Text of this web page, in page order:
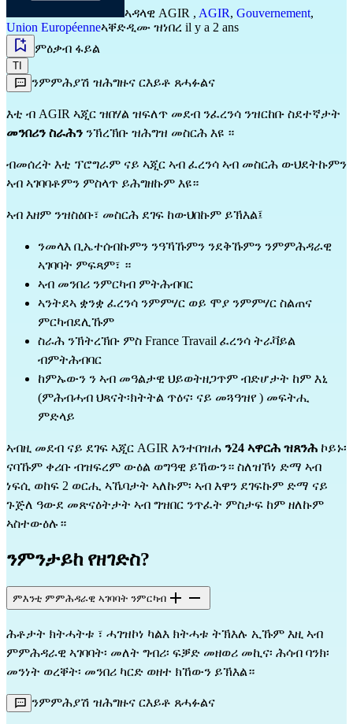
ኣዳላዊ AGIR , AGIR, Gouvernement,
Union Européenneኣቐድዲሙ ዝነበረ il y a 2 ans
ምዕቃብ ፋይል
TI
ንምምሕያሽ ዝሕግዙና ርእይቶ ጸሓፉልና
እቲ ብ AGIR ኣጂር ዝበሃል ዝፍለጥ መደብ ንፈረንሳ ንዝርከቡ ስደተኛታት
መንበሪን ስራሕን ንኽረኽቡ ዝሕግዝ መስርሕ እዩ ።
ብመሰረት እቲ ፕሮግራም ናይ ኣጂር ኣብ ፈረንሳ ኣብ መስርሕ ውህደትኩምን
ኣብ ኣገባባቶምን ምስላጥ ይሕግዘኩም እዩ።
ኣብ እዘም ንዝስዕቡ፣ መስርሕ ደገፍ ከውህበኩም ይኽእል፤
ንመላእ ቢኤተሰብኩምን ንዓኻኹምን ንደቅኹምን ንምምሕዳራዊ
ኣገባባት ምፍጻም፣ ።
ኣብ መንበሪ ንምርካብ ምትሕብባር
ኣንትደኣ ቋንቋ ፈረንሳ ንምምሃር ወይ ሞያ ንምምሃር ስልጠና
ምርካብደሊኹም
ስራሕ ንኽትረኽቡ ምስ France Travail ፈረንሳ ትራቫይል
ብምትሕብባር
ከምኡውን ን ኣብ መዓልታዊ ህይወትዘጋጥም ብድሆታት ከም እኒ
(ምሕብሓብ ህጻናት፡ክትትል ጥዕና፡ ናይ መጓዓዝየ ) መፍትሒ
ምድላይ
ኣብዚ መደብ ናይ ደገፍ ኣጂር AGIR እንተበዝሐ ን24 ኣዋርሕ ዝጸንሕ ኮይኑ፡
ናባኹም ቀሪቡ ብዝፍረም ውዕል ወግዓዊ ይኸውን። ስለዝኾነ ድማ ኣብ
ነፍሲ ወከፍ 2 ወርሒ ኣኼባታት ኣለኩም፡ ኣብ እዋን ደገፍኩም ድማ ናይ
ጉጅለ ዓውደ መጽናዕትታት ኣብ ግዝበር ንጥፈት ምስታፍ ከም ዘለኩም
ኣስተውዕሉ።
ንምንታይከ የዘገድስ?
ምእንቲ ምምሕዳራዊ ኣገባባት ንምርካብ
ሕቶታት ክትሓትቱ ፣ ሓገዝኮነ ካልእ ክትሓቱ ትኽእሉ ኢኹም እዚ ኣብ
ምምሕዳራዊ ኣገባባት፡ መለት ግብሪ፡ ፍቓድ መዘወሪ መኪና፡ ሕሳብ ባንክ፡
መንነት ወረቐት፡ መንበሪ ካርድ ወዘተ ክኸውን ይኽእል።
ንምምሕያሽ ዝሕግዙና ርእይቶ ጸሓፉልና